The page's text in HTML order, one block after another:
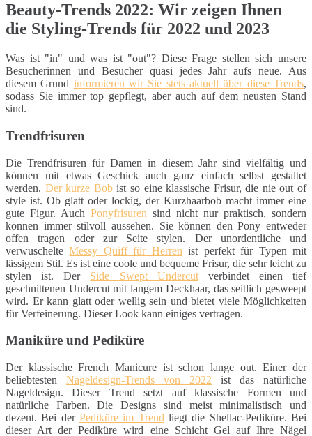
Beauty-Trends 2022: Wir zeigen Ihnen
die Styling-Trends für 2022 und 2023
Was ist "in" und was ist "out"? Diese Frage stellen sich unsere
Besucherinnen und Besucher quasi jedes Jahr aufs neue. Aus
diesem Grund informieren wir Sie stets aktuell über diese Trends,
sodass Sie immer top gepflegt, aber auch auf dem neusten Stand
sind.
Trendfrisuren
Die Trendfrisuren für Damen in diesem Jahr sind vielfältig und
können mit etwas Geschick auch ganz einfach selbst gestaltet
werden. Der kurze Bobist so eine klassische Frisur, die nie out of
style ist. Ob glatt oder lockig, der Kurzhaarbob macht immer eine
gute Figur. Auch Ponyfrisuren sind nicht nur praktisch, sondern
können immer stilvoll aussehen. Sie können den Pony entweder
offen tragen oder zur Seite stylen. Der unordentliche und
verwuschelteMessy Quiff für Herren ist perfekt für Typen mit
lässigem Stil. Es ist eine coole und bequeme Frisur, die sehr leicht zu
stylen ist. Der Side Swept Undercutverbindet einen tief
geschnittenen Undercut mit langem Deckhaar, das seitlich gesweept
wird. Er kann glatt oder wellig sein und bietet viele Möglichkeiten
für Verfeinerung. Dieser Look kann einiges vertragen.
Maniküre und Pediküre
Der klassische French Manicure ist schon lange out. Einer der
beliebtesten Nageldesign-Trends von 2022 ist das natürliche
Nageldesign. Dieser Trend setzt auf klassische Formen und
natürliche Farben. Die Designs sind meist minimalistisch und
dezent. Bei der Pediküre im Trend liegt die Shellac-Pediküre. Bei
dieser Art der Pediküre wird eine Schicht Gel auf Ihre Nägel